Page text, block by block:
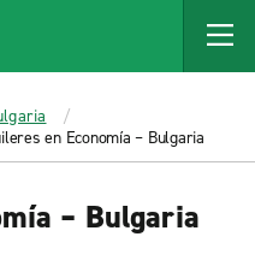
en Economía – Bulgaria
– Bulgaria